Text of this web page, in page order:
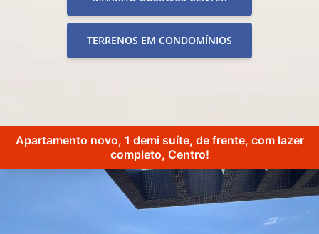
TERRENOS EM CONDOMÍNIOS
Apartamento novo, 1 demi suíte, de frente, com lazer
completo, Centro!